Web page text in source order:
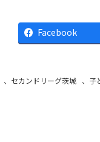
Facebook
、 セカンドリーグ茨城 、 子